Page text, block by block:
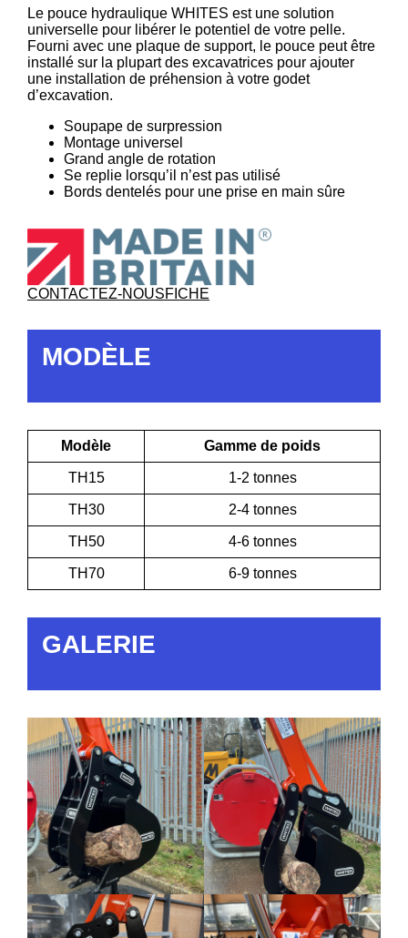
Le pouce hydraulique WHITES est une solution
universelle pour libérer le potentiel de votre pelle.
Fourni avec une plaque de support, le pouce peut être
installé sur la plupart des excavatrices pour ajouter
une installation de préhension à votre godet
d’excavation.
Soupape de surpression
Montage universel
Grand angle de rotation
Se replie lorsqu’il n’est pas utilisé
Bords dentelés pour une prise en main sûre
CONTACTEZ-NOUSFICHE
MODÈLE
Modèle Gamme de poids
TH15 1-2 tonnes
TH30 2-4 tonnes
TH50 4-6 tonnes
TH70 6-9 tonnes
GALERIE